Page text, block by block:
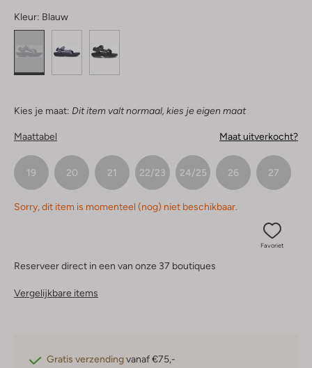
Kleur: Blauw
Kies je maat: Dit item valt normaal, kies je eigen maat
Maattabel Maat uitverkocht?
19 20 21 22/23 24/25 26 27
Sorry, dit item is momenteel (nog) niet beschikbaar.
Favoriet
Reserveer direct in een van onze 37 boutiques
Vergelijkbare items
Gratis verzendingvanaf €75,-